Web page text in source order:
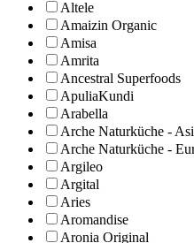
Altele
Amaizin Organic
Amisa
Amrita
Ancestral Superfoods
ApuliaKundi
Arabella
Arche Naturküche -
Arche Naturküche -
Argileo
Argital
Aries
Aromandise
Aronia Original